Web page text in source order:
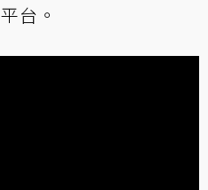
台。